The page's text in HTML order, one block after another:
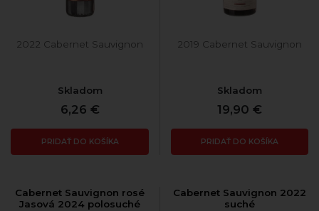
2022 Cabernet Sauvignon
Skladom
6,26 €
PRIDAŤ DO KOŠÍKA
2019 Cabernet Sauvignon
Skladom
19,90 €
PRIDAŤ DO KOŠÍKA
Cabernet Sauvignon rosé
Jasová 2024 polosuché
Cabernet Sauvignon 2022
suché